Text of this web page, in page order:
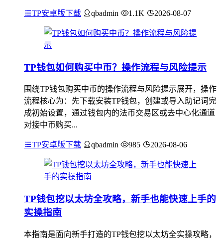
TP安卓版下载 qbadmin 1.1K 2026-08-07
TP钱包如何购买中币？操作流程与风险提示
围绕TP钱包购买中币的操作流程与风险提示展开，操作
流程核心为：先下载安装TP钱包，创建或导入助记词完
成初始设置，通过钱包内的法币交易区或去中心化通道
对接中币购买...
TP安卓版下载 qbadmin 985 2026-08-06
TP钱包挖以太坊全攻略，新手也能快速上手的
实操指南
本指南是面向新手打造的TP钱包挖以太坊全实操攻略，